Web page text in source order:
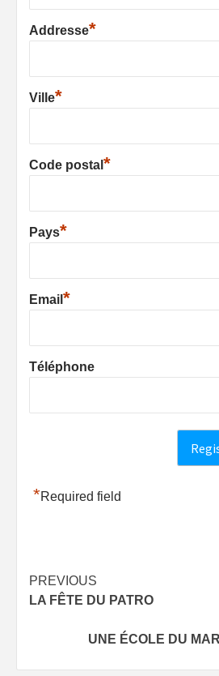
Addresse*
Ville*
Code postal *
Pays*
Email *
Téléphone
*Required field
Post
navigation
PREVIOUS
LA FÊTE DU PATRO
UNE ÉCOLE DU